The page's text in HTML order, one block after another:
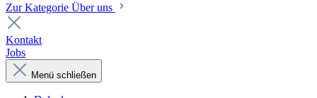
Zur Kategorie Über uns
Kontakt
Jobs
Menü schließen